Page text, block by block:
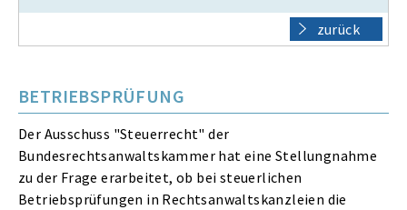
zurück
BETRIEBSPRÜFUNG
Der Ausschuss "Steuerrecht" der
Bundesrechtsanwaltskammer hat eine Stellungnahme
zu der Frage erarbeitet, ob bei steuerlichen
Betriebsprüfungen in Rechtsanwaltskanzleien die